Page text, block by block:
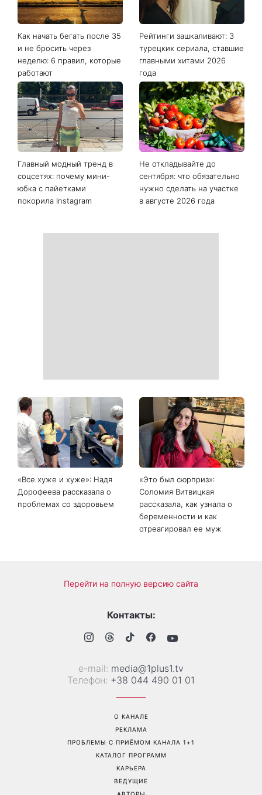
Как начать бегать после 35
и не бросить через
неделю: 6 правил, которые
работают
Рейтинги зашкаливают: 3
турецких сериала, ставшие
главными хитами 2026
года
Главный модный тренд в
соцсетях: почему мини-
юбка с пайетками
покорила Instagram
Не откладывайте до
сентября: что обязательно
нужно сделать на участке
в августе 2026 года
«Все хуже и хуже»: Надя
Дорофеева рассказала о
проблемах со здоровьем
«Это был сюрприз»:
Соломия Витвицкая
рассказала, как узнала о
беременности и как
отреагировал ее муж
Перейти на полную версию сайта
Контакты:
е-mail: media@1plus1.tv
Телефон: +38 044 490 01 01
О КАНАЛЕ
РЕКЛАМА
ПРОБЛЕМЫ С ПРИЁМОМ КАНАЛА 1+1
КАТАЛОГ ПРОГРАММ
КАРЬЕРА
ВЕДУЩИЕ